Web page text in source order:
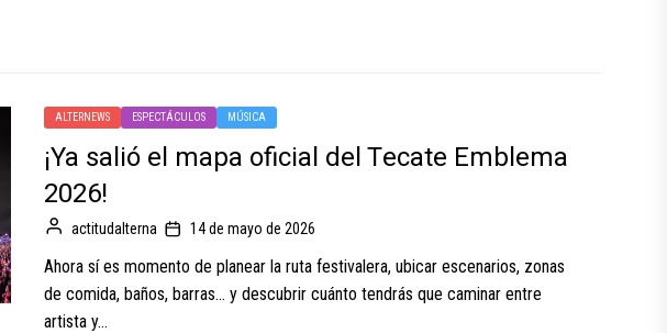
ALTERNEWS ESPECTÁCULOS MÚSICA
¡Ya salió el mapa oficial del Tecate Emblema
2026!
actitudalterna 14 de mayo de 2026
Ahora sí es momento de planear la ruta festivalera, ubicar escenarios, zonas
de comida, baños, barras… y descubrir cuánto tendrás que caminar entre
artista y...